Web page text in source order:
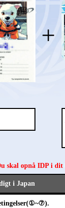
+
skal opnå IDP i
i Japan